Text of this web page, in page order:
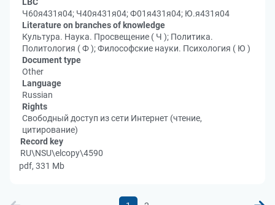
Ч60я431я04; Ч40я431я04; Ф01я431я04; Ю.я431я04
Literature on branches of knowledge
Культура. Наука. Просвещение ( Ч ); Политика.
Политология ( Ф ); Философские науки. Психология ( Ю )
Document type
Other
Language
Russian
Rights
Свободный доступ из сети Интернет (чтение,
цитирование)
Record key
RU\NSU\elcopy\4590
pdf, 331 Mb